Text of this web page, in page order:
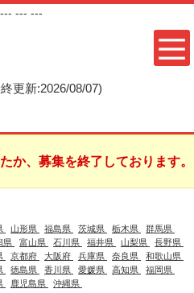
--- --- ---
更新:2026/08/07)
か、募集を終了しております。
山形県 福島県 茨城県 栃木県
群馬県
県 富山県 石川県 福井県 山梨県
長野県
京都府 大阪府 兵庫県 奈良県
和歌山県
徳島県 香川県 愛媛県 高知県
福岡県
鹿児島県 沖縄県